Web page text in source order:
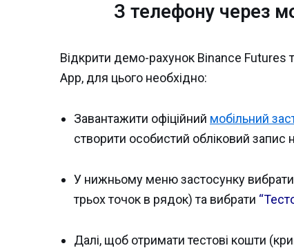
З телефону через
Відкрити демо-рахунок Binance Futures
App, для цього необхідно:
Завантажити офіційний мобільний
створити особистий обліковий
У нижньому меню застосунку вибрати
трьох точок в рядок) та вибрати
Далі, щоб отримати тестові кошти